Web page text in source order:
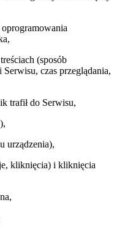
(sposób
czas przeglądania,
trafił do Serwisu,
urządzenia),
kliknięcia) i kliknięcia